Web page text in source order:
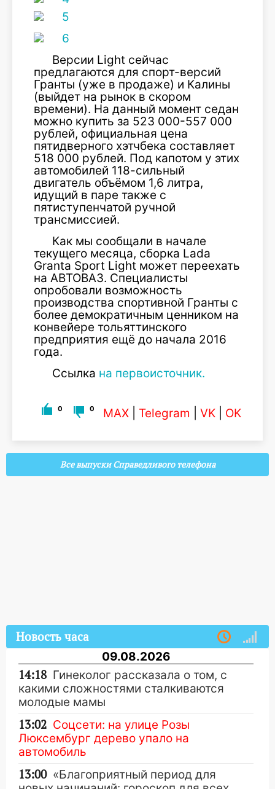
Версии Light сейчас
предлагаются для спорт-версий
Гранты (уже в продаже) и Калины
(выйдет на рынок в скором
времени). На данный момент седан
можно купить за 523 000-557 000
рублей, официальная цена
пятидверного хэтчбека составляет
518 000 рублей. Под капотом у этих
автомобилей 118-сильный
двигатель объёмом 1,6 литра,
идущий в паре также с
пятиступенчатой ручной
трансмиссией.
Как мы сообщали в начале
текущего месяца, сборка Lada
Granta Sport Light может переехать
на АВТОВАЗ. Специалисты
опробовали возможность
производства спортивной Гранты с
более демократичным ценником на
конвейере тольяттинского
предприятия ещё до начала 2016
года.
Ссылка на первоисточник.
0 0 MAX Telegram VK OK
Все выпуски Справедливого телефона
Новость часа
09.08.2026
14:18 Гинеколог рассказала о том, с
какими сложностями сталкиваются
молодые мамы
13:02 Соцсети: на улице Розы
Люксембург дерево упало на
автомобиль
13:00 «Благоприятный период для